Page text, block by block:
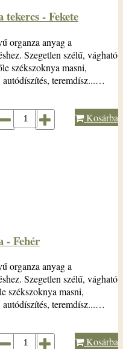
tekercs - Fekete
organza anyag a
Szegetlen szélű, vágható
székszoknya masni,
teremdísz...…
Kosárba
- Fehér
organza anyag a
Szegetlen szélű, vágható
székszoknya masni,
teremdísz...…
Kosárba